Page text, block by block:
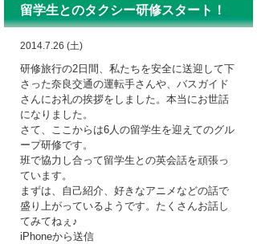
留学生とのタクシー研修スタート！
2014.7.26 (土)
研修旅行の2日間、私たちを安全に送迎して下
さった奈良交通の運転手さんや、バスガイド
さんにお礼の挨拶をしました。本当にお世話
になりました。
さて、ここからは6人の留学生を迎えてのグル
ープ研修です。
班で協力し合って留学生との英会話を頑張っ
ています。
まずは、自己紹介、好きなアニメなどの話で
盛り上がっているようです。たくさんお話し
てみてねぇ♪
iPhoneから送信